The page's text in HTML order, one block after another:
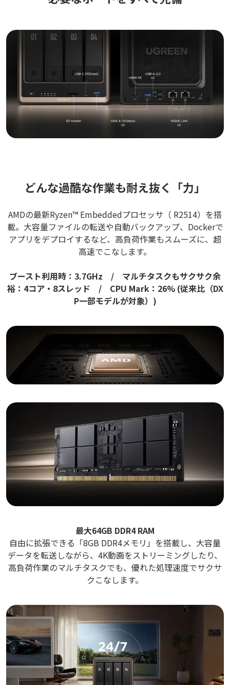
どんな過酷な作業も耐え抜く「力」
AMDの最新Ryzen™ Embeddedプロセッサ（ R2514）を搭
載。大容量ファイルの転送や自動バックアップ、Dockerで
アプリをデプロイするなど、高負荷作業もスムーズに、超
高速でこなします。
ブースト利用時：3.7GHz / マルチタスクもサクサク余
裕：4コア・8スレッド / CPU Mark：26% (従来比（DX
P一部モデルが対象）)
最大64GB DDR4 RAM
自由に拡張できる「8GB DDR4メモリ」を搭載し、大容量
データを転送しながら、4K動画をストリーミングしたり、
高負荷作業のマルチタスクでも、優れた処理速度でサクサ
クこなします。